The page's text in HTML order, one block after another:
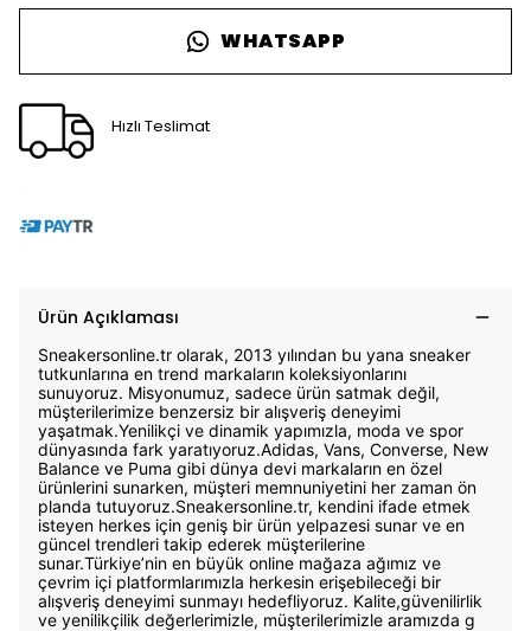
WHATSAPP
Hızlı Teslimat
Ürün Açıklaması
Sneakersonline.tr olarak, 2013 yılından bu yana sneaker
tutkunlarına en trend markaların koleksiyonlarını
sunuyoruz. Misyonumuz, sadece ürün satmak değil,
müşterilerimize benzersiz bir alışveriş deneyimi
yaşatmak.Yenilikçi ve dinamik yapımızla, moda ve spor
dünyasında fark yaratıyoruz.Adidas, Vans, Converse, New
Balance ve Puma gibi dünya devi markaların en özel
ürünlerini sunarken, müşteri memnuniyetini her zaman ön
planda tutuyoruz.Sneakersonline.tr, kendini ifade etmek
isteyen herkes için geniş bir ürün yelpazesi sunar ve en
güncel trendleri takip ederek müşterilerine
sunar.Türkiye’nin en büyük online mağaza ağımız ve
çevrim içi platformlarımızla herkesin erişebileceği bir
alışveriş deneyimi sunmayı hedefliyoruz. Kalite,güvenilirlik
ve yenilikçilik değerlerimizle, müşterilerimizle aramızda g